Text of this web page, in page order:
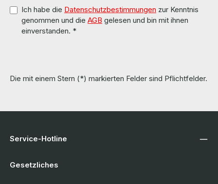
Ich habe die Datenschutzbestimmungen zur Kenntnis
genommen und die AGB gelesen und bin mit ihnen
einverstanden. *
Die mit einem Stern (*) markierten Felder sind Pflichtfelder.
Service-Hotline
Gesetzliches